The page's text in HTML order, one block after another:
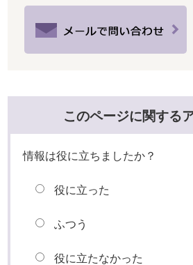
このページに関する
情報は役に立ちましたか？
役に立った
ふつう
役に立たなかった